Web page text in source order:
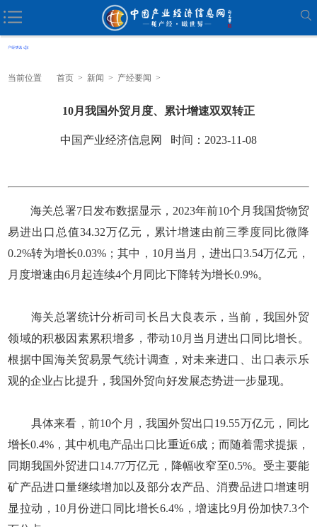
当前位置 首页 > 新闻 > 产经要闻 >
10月我国外贸月度、累计增速双双转正
中国产业经济信息网 时间：2023-11-08
海关总署7日发布数据显示，2023年前10个月我国货物贸
易进出口总值34.32万亿元，累计增速由前三季度同比微降
0.2%转为增长0.03%；其中，10月当月，进出口3.54万亿元，
月度增速由6月起连续4个月同比下降转为增长0.9%。
海关总署统计分析司司长吕大良表示，当前，我国外贸
领域的积极因素累积增多，带动10月当月进出口同比增长。
根据中国海关贸易景气统计调查，对未来进口、出口表示乐
观的企业占比提升，我国外贸向好发展态势进一步显现。
具体来看，前10个月，我国外贸出口19.55万亿元，同比
增长0.4%，其中机电产品出口比重近6成；而随着需求提振，
同期我国外贸进口14.77万亿元，降幅收窄至0.5%。受主要能
矿产品进口量继续增加以及部分农产品、消费品进口增速明
显拉动，10月份进口同比增长6.4%，增速比9月份加快7.3个